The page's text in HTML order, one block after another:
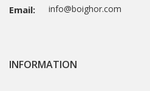
Email: info@boighor.com
INFORMATION